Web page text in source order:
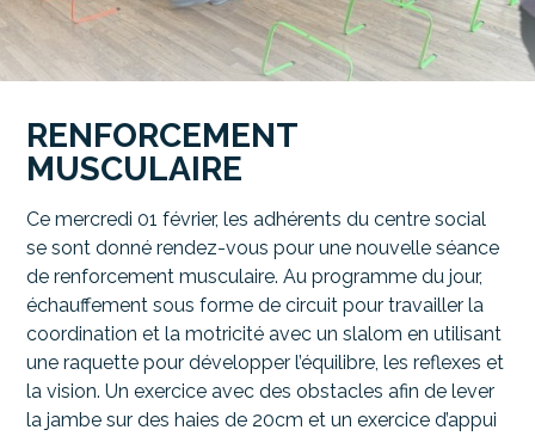
RENFORCEMENT
MUSCULAIRE
Ce mercredi 01 février, les adhérents du centre social
se sont donné rendez-vous pour une nouvelle séance
de renforcement musculaire. Au programme du jour,
échauffement sous forme de circuit pour travailler la
coordination et la motricité avec un slalom en utilisant
une raquette pour développer l’équilibre, les reflexes et
la vision. Un exercice avec des obstacles afin de lever
la jambe sur des haies de 20cm et un exercice d’appui